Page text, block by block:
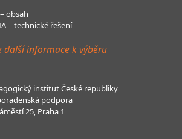
obsah
– technické řešení
další informace k výběru
institut České republiky
podpora
25, Praha 1